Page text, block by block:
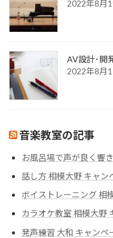
2022年8月
AV設計･開
2022年8月
音楽教室の記事
お風呂場で声が良く響
話し方 相模大野 キャン
ボイストレーニング 相
カラオケ教室 相模大野
発声練習 大和 キャンペ